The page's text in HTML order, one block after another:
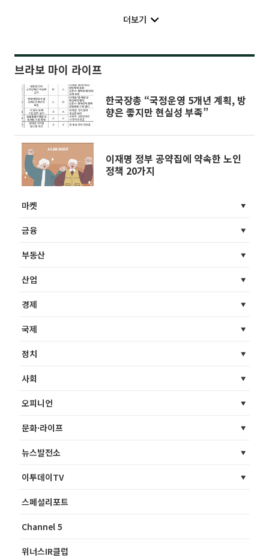
더보기
브라보 마이 라이프
한국장총 “국정운영 5개년 계획, 방
향은 좋지만 현실성 부족”
이재명 정부 공약집에 약속한 노인
정책 20가지
마켓
금융
부동산
산업
경제
국제
정치
사회
오피니언
문화·라이프
뉴스발전소
이투데이TV
스페셜리포트
Channel 5
위너스IR클럽